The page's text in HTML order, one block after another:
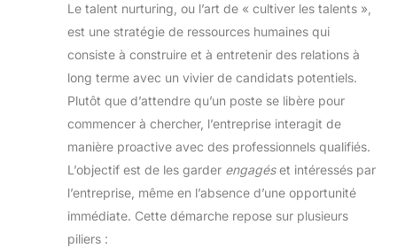
Le talent nurturing, ou l’art de « cultiver les talents »,
est une stratégie de ressources humaines qui
consiste à construire et à entretenir des relations à
long terme avec un vivier de candidats potentiels.
Plutôt que d’attendre qu’un poste se libère pour
commencer à chercher, l’entreprise interagit de
manière proactive avec des professionnels qualifiés.
L’objectif est de les garder engagéset intéressés par
l’entreprise, même en l’absence d’une opportunité
immédiate. Cette démarche repose sur plusieurs
piliers :